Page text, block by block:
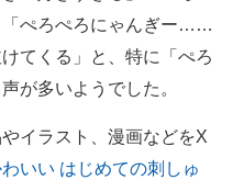
「ぺろぺろにゃんぎー……
てくる」と、特に「ぺろ
が多いようでした。
イラスト、漫画などをX
いい はじめての刺しゅ